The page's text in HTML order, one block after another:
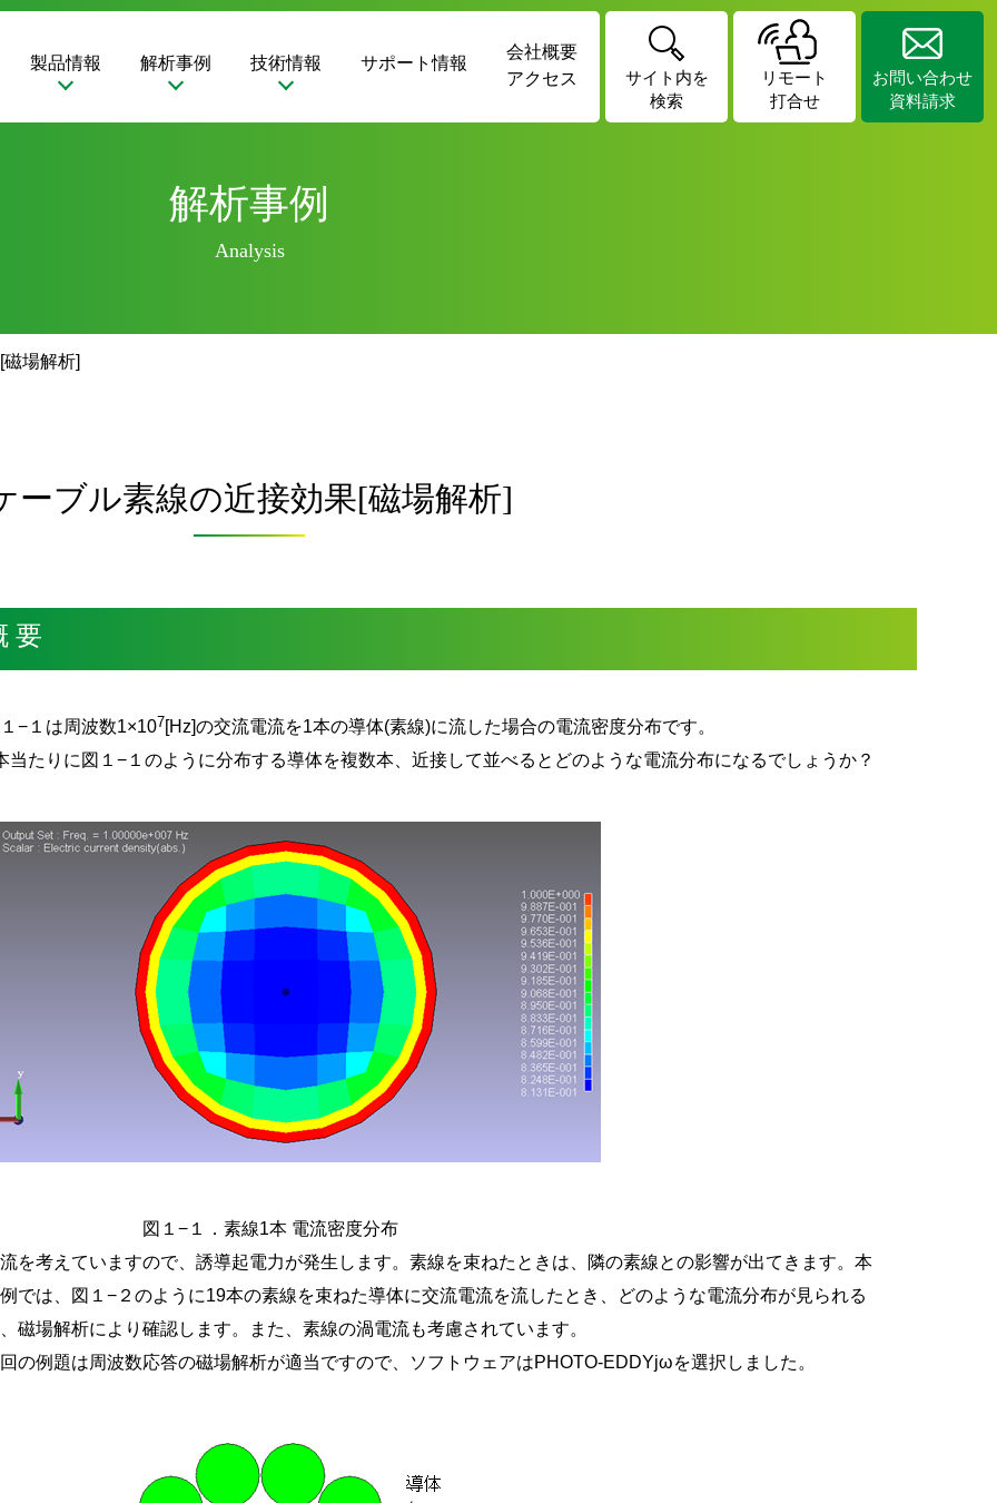
製品情報 解析事例 技術情報 サポート情報
会社概要
アクセス
サイト内を
検索
リモート
打合せ
お問い合わせ
資料請求
解析事例
Analysis
場解析]
ーブル素線の近接効果[磁場解析]
要
−１は周波数1×107[Hz]の交流電流を1本の導体(素線)に流した場合の電流密度分布です。
当たりに図１−１のように分布する導体を複数本、近接して並べるとどのような電流分布になるでしょうか？
１−１．素線1本 電流密度分布
を考えていますので、誘導起電力が発生します。素線を束ねたときは、隣の素線との影響が出てきます。本
では、図１−２のように19本の素線を束ねた導体に交流電流を流したとき、どのような電流分布が見られる
磁場解析により確認します。また、素線の渦電流も考慮されています。
の例題は周波数応答の磁場解析が適当ですので、ソフトウェアはPHOTO-EDDYjωを選択しました。